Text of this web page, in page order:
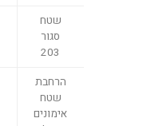
שטח
סגור
203
הרחבת
שטח
אימונים